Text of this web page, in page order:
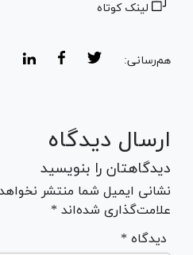
لینک کوتاه
هم‌رسانی:
ارسال دیدگاه
دیدگاهتان را بنویسید
نشانی ایمیل شما منتشر
علامت‌گذاری شده‌اند *
* دیدگاه